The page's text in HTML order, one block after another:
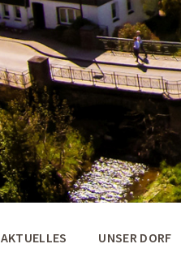
AKTUELLES UNSER DORF